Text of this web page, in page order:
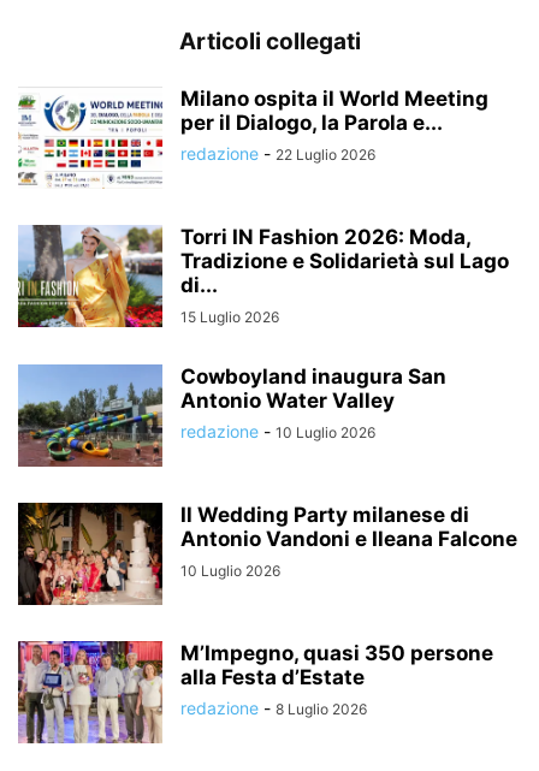
Articoli collegati
Milano ospita il World Meeting
per il Dialogo, la Parola e...
redazione - 22 Luglio 2026
Torri IN Fashion 2026: Moda,
Tradizione e Solidarietà sul Lago
di...
15 Luglio 2026
Cowboyland inaugura San
Antonio Water Valley
redazione - 10 Luglio 2026
Il Wedding Party milanese di
Antonio Vandoni e Ileana Falcone
10 Luglio 2026
M’Impegno, quasi 350 persone
alla Festa d’Estate
redazione - 8 Luglio 2026